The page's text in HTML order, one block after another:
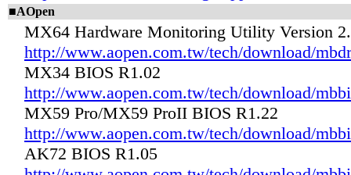
■AOpen
MX64 Hardware Monitoring Utility Version
http://www.aopen.com.tw/tech/download/
MX34 BIOS R1.02
http://www.aopen.com.tw/tech/download/
MX59 Pro/MX59 ProII BIOS R1.22
http://www.aopen.com.tw/tech/download/
AK72 BIOS R1.05